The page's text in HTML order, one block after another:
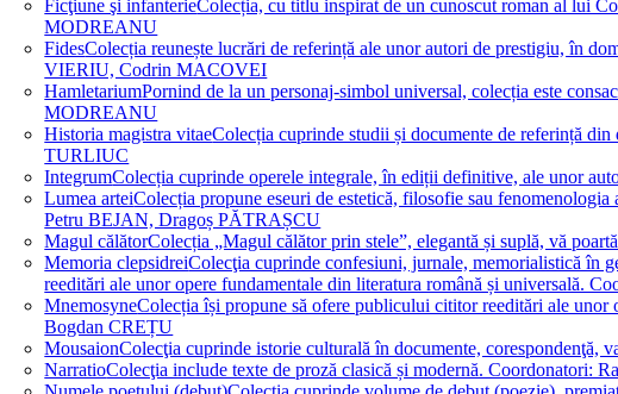
Ficţiune şi infanterieColecția, cu titlu inspirat de un cunoscut roman al lui
MODREANU
FidesColecția reunește lucrări de referință ale unor autori de prestigiu, în
VIERIU, Codrin MACOVEI
HamletariumPornind de la un personaj-simbol universal, colecția este
MODREANU
Historia magistra vitaeColecția cuprinde studii și documente de referință
TURLIUC
IntegrumColecția cuprinde operele integrale, în ediții definitive, ale unor
Lumea arteiColecția propune eseuri de estetică, filosofie sau
Petru BEJAN, Dragoș PĂTRAȘCU
Magul călătorColecția „Magul călător prin stele”, elegantă și suplă, vă
Memoria clepsidreiColecţia cuprinde confesiuni, jurnale, memorialistică în
reeditări ale unor opere fundamentale din literatura română și universală.
MnemosyneColecția își propune să ofere publicului cititor reeditări ale
Bogdan CREȚU
MousaionColecţia cuprinde istorie culturală în documente,
NarratioColecţia include texte de proză clasică și modernă.